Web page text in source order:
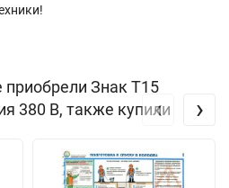
приобрели Знак Т15
380 В, также купили
‹ ›